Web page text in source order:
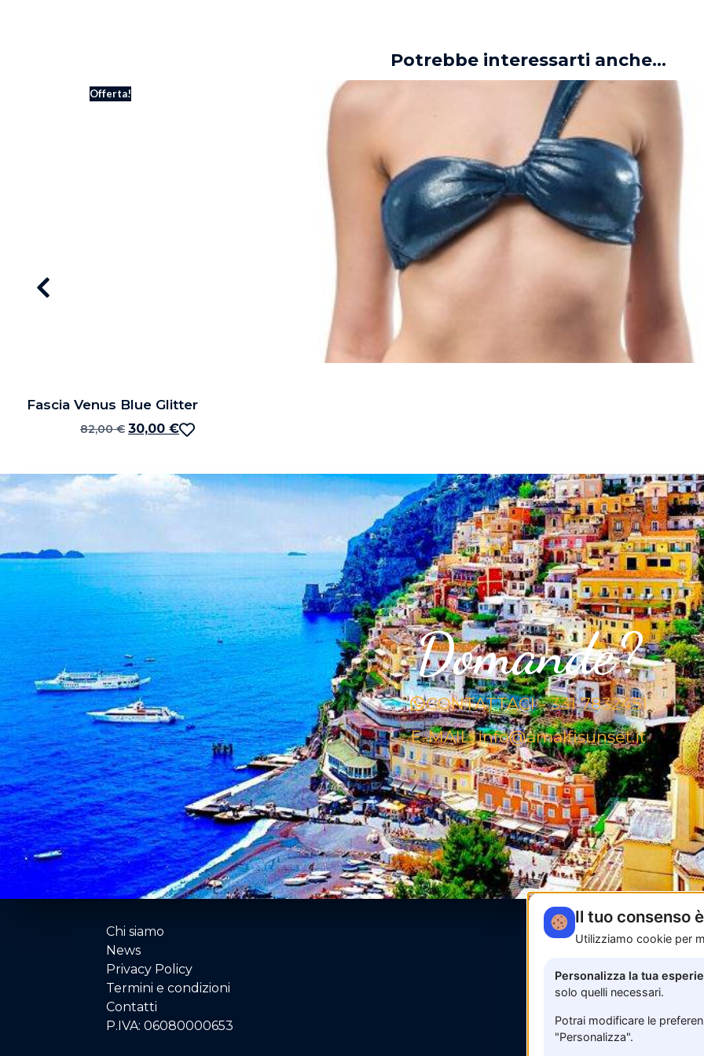
Potrebbe interessarti anche...
Offerta!
Fascia Venus Blue Glitter
82,00€ 30,00 €
Domande?
CONTATTACI - 331 7832451
E-MAIL: info@amalfisunset.it
Chi siamo
News
Privacy Policy
Termini e condizioni
Contatti
P.IVA: 06080000653
Il tuo consenso
Utilizziamo cookie per
Personalizza la tua
solo quelli necessari.
Potrai modificare le
"Personalizza".